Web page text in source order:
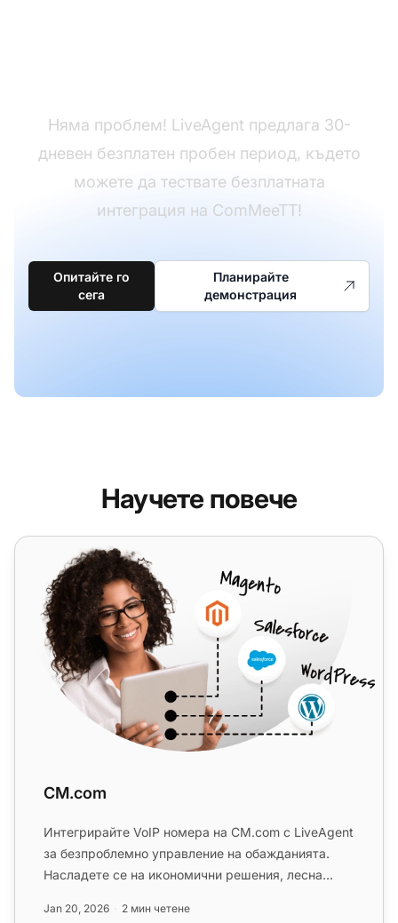
Няма проблем! LiveAgent предлага 30-
дневен безплатен пробен период, където
можете да тествате безплатната
интеграция на ComMeeTT!
Опитайте го
сега
Планирайте
демонстрация
Научете повече
CM.com
CM.com
Интегрирайте VoIP номера на CM.com с LiveAgent
за безпроблемно управление на обажданията.
Насладете се на икономични решения, лесна
Jan 20, 2026 2 мин четене